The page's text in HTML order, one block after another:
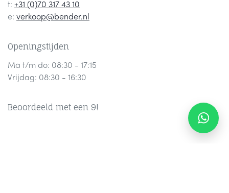
t: +31 (0)70 317 43 10
e: verkoop@bender.nl
Openingstijden
Ma t/m do: 08:30 - 17:15
Vrijdag: 08:30 - 16:30
Beoordeeld met een 9!